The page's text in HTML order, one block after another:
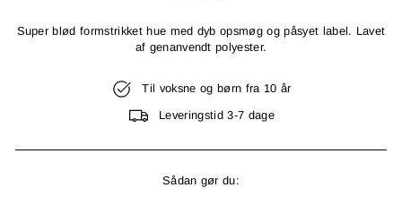
Super blød formstrikket hue med dyb opsmøg og påsyet label. Lavet
af genanvendt polyester.
Til voksne og børn fra 10 år
Leveringstid 3-7 dage
Sådan gør du: